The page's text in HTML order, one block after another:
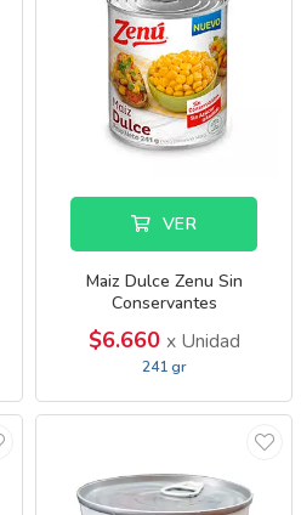
VER
Maiz Dulce Zenu Sin
Conservantes
$6.660 x Unidad
241 gr